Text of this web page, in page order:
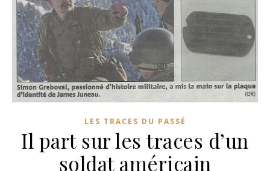
LES TRACES DU PASSÉ
Il part sur les traces d’un
soldat américain